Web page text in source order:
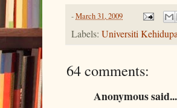
-March 31, 2009
Labels: Universiti
64 comments:
Anonymous said...